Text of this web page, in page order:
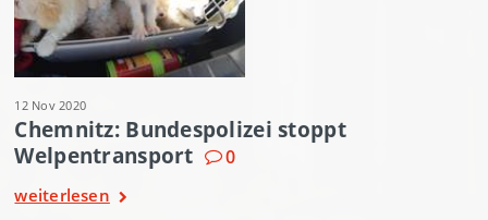
12 Nov 2020
Chemnitz: Bundespolizei stoppt
Welpentransport
0
weiterlesen